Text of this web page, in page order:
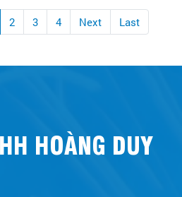
2 3 4 Next Last
HOÀNG DUY